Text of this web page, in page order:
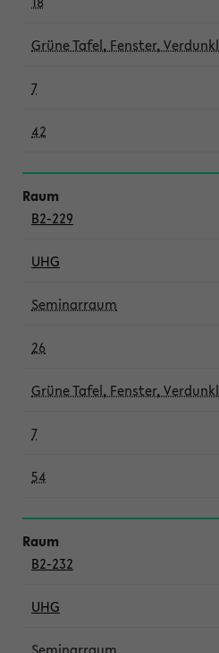
Grüne Tafel, Fenster,
7
42
B2-229
UHG
Seminarraum
26
Grüne Tafel, Fenster,
7
54
B2-232
UHG